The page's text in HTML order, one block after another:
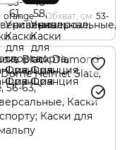
orange Обхват, см 53-